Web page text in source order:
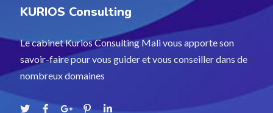
KURIOS Consulting
Le cabinet Kurios Consulting Mali vous apporte son
savoir-faire pour vous guider et vous conseiller dans de
nombreux domaines